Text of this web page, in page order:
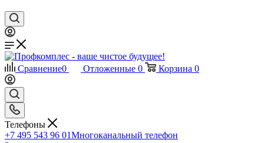
Сравнение0 Отложенные 0 Корзина 0
Телефоны
+7 495 543 96 01Многоканальный телефон